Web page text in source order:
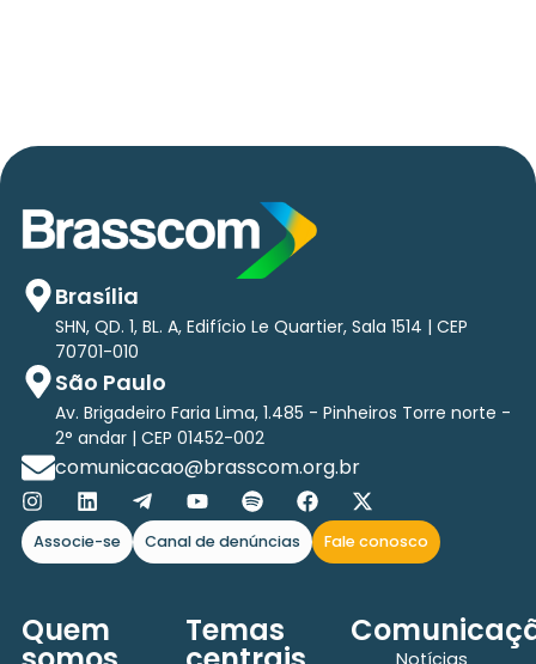
Brasília
SHN, QD. 1, BL. A, Edifício Le Quartier, Sala 1514 | CEP
70701-010
São Paulo
Av. Brigadeiro Faria Lima, 1.485 - Pinheiros Torre norte -
2° andar | CEP 01452-002
comunicacao@brasscom.org.br
Associe-se Canal de denúncias Fale conosco
Quem Temas